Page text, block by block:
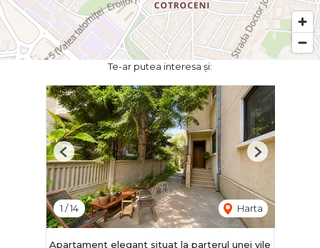
Te-ar putea interesa și:
1 /14 Harta
Previous Next
Apartament elegant situat la parterul unei vile